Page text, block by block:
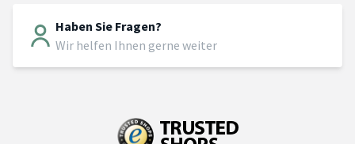
Haben Sie Fragen?
Wir helfen Ihnen gerne weiter